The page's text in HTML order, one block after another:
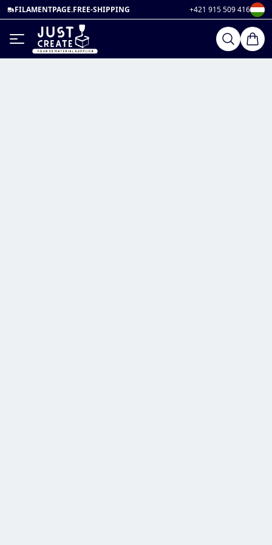
FILAMENTPAGE.FREE-SHIPPING +421 915 509 416